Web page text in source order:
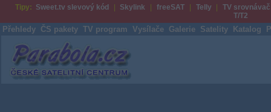
Tipy: Sweet.tv slevový kód Skylink freeSAT Telly
TV srovnávač
T/T2
Přehledy ČS pakety TV program Vysílače Galerie Satelity Katalog
Parabola.cz